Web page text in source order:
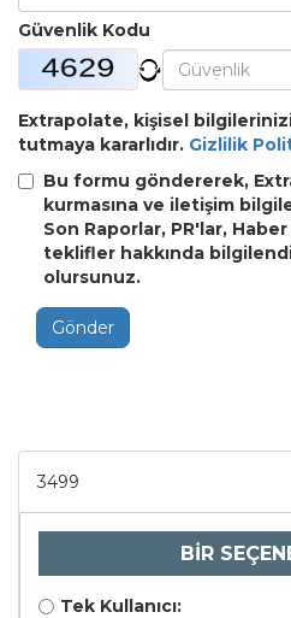
Güvenlik Kodu
Extrapolate, kişisel
tutmaya kararlıdır. Gizlilik
Bu formu göndererek,
kurmasına ve iletişim
Son Raporlar, PR'lar,
teklifler hakkında
olursunuz.
Gönder
3499
BİR
Tek Kullanıcı: